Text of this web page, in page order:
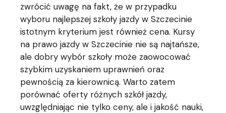
zwrócić uwagę na fakt, że w przypadku
wyboru najlepszej szkoły jazdy w Szczecinie
istotnym kryterium jest również cena. Kursy
na prawo jazdy w Szczecinie nie są najtańsze,
ale dobry wybór szkoły może zaowocować
szybkim uzyskaniem uprawnień oraz
pewnością za kierownicą. Warto zatem
porównać oferty różnych szkół jazdy,
uwzględniając nie tylko ceny, ale i jakość nauki,